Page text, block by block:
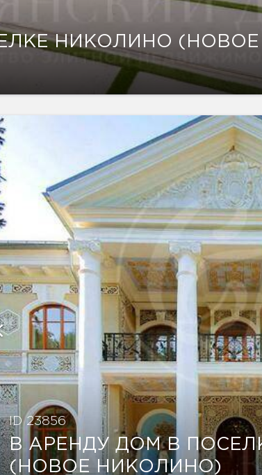
НИКОЛИНО
ID 23856
В АРЕНДУ ДОМ В
(НОВОЕ НИКОЛИНО)